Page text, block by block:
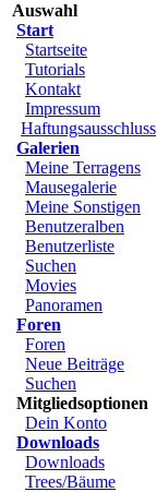
Auswahl
Start
Startseite
Tutorials
Kontakt
Impressum
Haftungsausschluss
Galerien
Meine Terragens
Mausegalerie
Meine Sonstigen
Benutzeralben
Benutzerliste
Suchen
Movies
Panoramen
Foren
Foren
Neue Beiträge
Suchen
Mitgliedsoptionen
Dein Konto
Downloads
Downloads
Trees/Bäume